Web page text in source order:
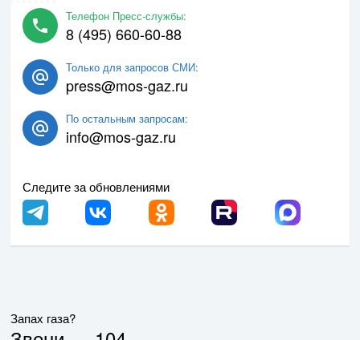
Телефон Пресс-службы:
8 (495) 660-60-88
Только для запросов СМИ:
press@mos-gaz.ru
По остальным запросам:
info@mos-gaz.ru
Следите за обновлениями
Запах газа?